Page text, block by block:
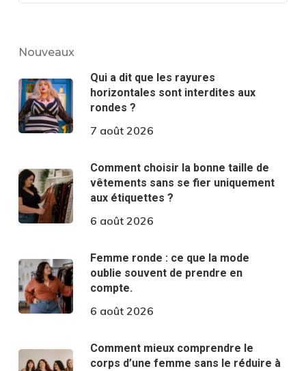
Nouveaux
Qui a dit que les rayures
horizontales sont interdites aux
rondes ?
7 août 2026
Comment choisir la bonne taille de
vêtements sans se fier uniquement
aux étiquettes ?
6 août 2026
Femme ronde : ce que la mode
oublie souvent de prendre en
compte.
6 août 2026
Comment mieux comprendre le
corps d’une femme sans le réduire à